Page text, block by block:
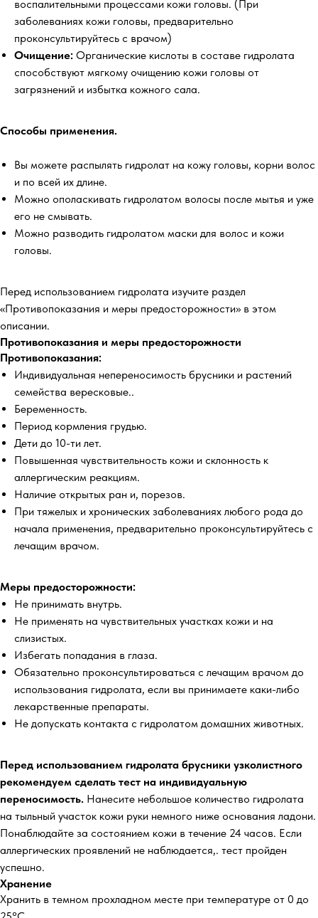
воспалительными процессами кожи головы. (При
заболеваниях кожи головы, предварительно
проконсультируйтесь с врачом)
Очищение: Органические кислоты в составе гидролата
способствуют мягкому очищению кожи головы от
загрязнений и избытка кожного сала.
Способы применения.
Вы можете распылять гидролат на кожу головы, корни волос
и по всей их длине.
Можно ополаскивать гидролатом волосы после мытья и уже
его не смывать.
Можно разводить гидролатом маски для волос и кожи
головы.
Перед использованием гидролата изучите раздел
«Противопоказания и меры предосторожности» в этом
описании.
Противопоказания и меры предосторожности
Противопоказания:
Индивидуальная непереносимость брусники и растений
семейства вересковые..
Беременность.
Период кормления грудью.
Дети до 10-ти лет.
Повышенная чувствительность кожи и склонность к
аллергическим реакциям.
Наличие открытых ран и, порезов.
При тяжелых и хронических заболеваниях любого рода до
начала применения, предварительно проконсультируйтесь с
лечащим врачом.
Меры предосторожности:
Не принимать внутрь.
Не применять на чувствительных участках кожи и на
слизистых.
Избегать попадания в глаза.
Обязательно проконсультироваться с лечащим врачом до
использования гидролата, если вы принимаете каки-либо
лекарственные препараты.
Не допускать контакта с гидролатом домашних животных.
Перед использованием гидролата брусники узколистного
рекомендуем сделать тест на индивидуальную
переносимость. Нанесите небольшое количество гидролата
на тыльный участок кожи руки немного ниже основания ладони.
Понаблюдайте за состоянием кожи в течение 24 часов. Если
аллергических проявлений не наблюдается,. тест пройден
успешно.
Хранение
Хранить в темном прохладном месте при температуре от 0 до